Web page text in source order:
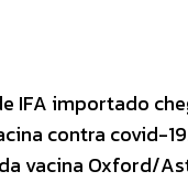
IFA importado
contra covid-
vacina Oxford/